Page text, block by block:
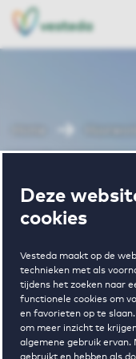
Deze
cookies
Vesteda maakt op de
technieken met als
tijdens het zoeken naar
functionele cookies om
en favorieten op te
om meer inzicht te
algemene gebruik ervan.
NL
EN